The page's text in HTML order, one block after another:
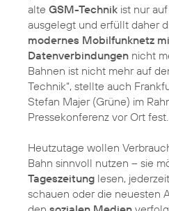
alte GSM-Technik ist nur
ausgelegt und erfüllt daher
modernes Mobilfunknetz
Datenverbindungen nicht
Bahnen ist nicht mehr auf
Technik“, stellte auch
Stefan Majer (Grüne) im
Pressekonferenz vor Ort fest.
Heutzutage wollen
Bahn sinnvoll nutzen – sie
Tageszeitung lesen,
schauen oder die neuesten